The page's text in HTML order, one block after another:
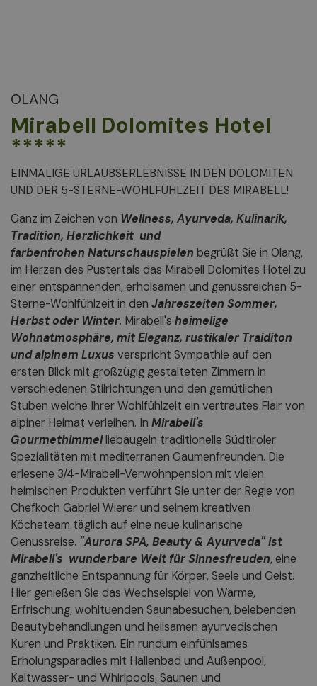
OLANG
Mirabell Dolomites Hotel
*****
EINMALIGE URLAUBSERLEBNISSE IN DEN DOLOMITEN
UND DER 5-STERNE-WOHLFÜHLZEIT DES MIRABELL!
Ganz im Zeichen von Wellness, Ayurveda, Kulinarik,
Tradition, Herzlichkeit und
farbenfrohen Naturschauspielen begrüßt Sie in Olang,
im Herzen des Pustertals das Mirabell Dolomites Hotel zu
einer entspannenden, erholsamen und genussreichen 5-
Sterne-Wohlfühlzeit in den Jahreszeiten Sommer,
Herbst oder Winter. Mirabell's heimelige
Wohnatmosphäre, mit Eleganz, rustikaler Traiditon
und alpinem Luxus verspricht Sympathie auf den
ersten Blick mit großzügig gestalteten Zimmern in
verschiedenen Stilrichtungen und den gemütlichen
Stuben welche Ihrer Wohlfühlzeit ein vertrautes Flair von
alpiner Heimat verleihen. In Mirabell's
Gourmethimmelliebäugeln traditionelle Südtiroler
Spezialitäten mit mediterranen Gaumenfreunden. Die
erlesene 3/4-Mirabell-Verwöhnpension mit vielen
heimischen Produkten verführt Sie unter der Regie von
Chefkoch Gabriel Wierer und seinem kreativen
Köcheteam täglich auf eine neue kulinarische
Genussreise. "Aurora SPA, Beauty & Ayurveda" ist
Mirabell's wunderbare Welt für Sinnesfreuden, eine
ganzheitliche Entspannung für Körper, Seele und Geist.
Hier genießen Sie das Wechselspiel von Wärme,
Erfrischung, wohltuenden Saunabesuchen, belebenden
Beautybehandlungen und heilsamen ayurvedischen
Kuren und Praktiken. Ein rundum einfühlsames
Erholungsparadies mit Hallenbad und Außenpool,
Kaltwasser- und Whirlpools, Saunen und